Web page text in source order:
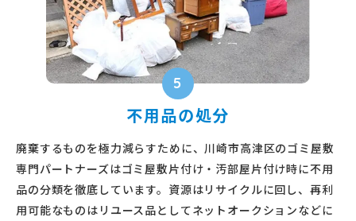
5
不用品の処分
廃棄するものを極力減らすために、川崎市高津区のゴミ屋敷
専門パートナーズはゴミ屋敷片付け・汚部屋片付け時に不用
品の分類を徹底しています。資源はリサイクルに回し、再利
用可能なものはリユース品としてネットオークションなどに